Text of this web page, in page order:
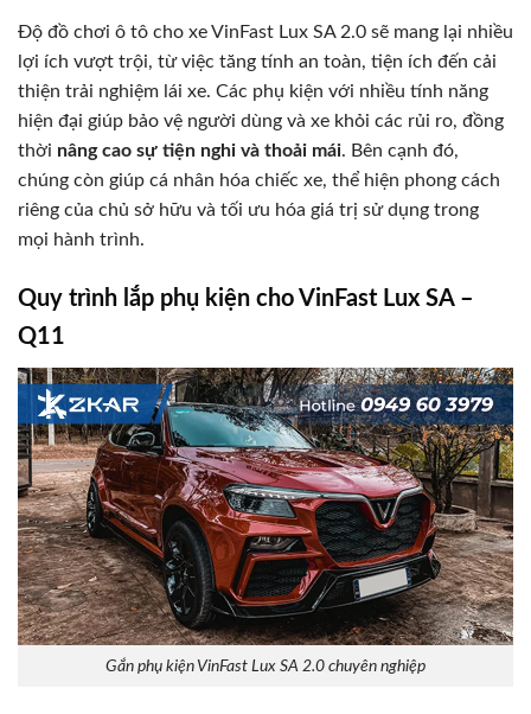
Độ đồ chơi ô tô cho xe VinFast Lux SA 2.0 sẽ mang lại nhiều
lợi ích vượt trội, từ việc tăng tính an toàn, tiện ích đến cải
thiện trải nghiệm lái xe. Các phụ kiện với nhiều tính năng
hiện đại giúp bảo vệ người dùng và xe khỏi các rủi ro, đồng
thời nâng cao sự tiện nghi và thoải mái. Bên cạnh đó,
chúng còn giúp cá nhân hóa chiếc xe, thể hiện phong cách
riêng của chủ sở hữu và tối ưu hóa giá trị sử dụng trong
mọi hành trình.
Quy trình lắp phụ kiện cho VinFast Lux SA –
Q11
Gắn phụ kiện VinFast Lux SA 2.0 chuyên nghiệp